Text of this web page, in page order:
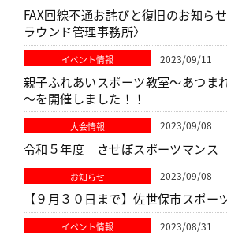
FAX回線不通お詫びと復旧のお知ら
ラウンド管理事務所〉
イベント情報 2023/09/11
親子ふれあいスポーツ教室～あつま
～を開催しました！！
大会情報 2023/09/08
令和５年度 させぼスポーツマンス
お知らせ 2023/09/08
【９月３０日まで】佐世保市スポー
イベント情報 2023/08/31